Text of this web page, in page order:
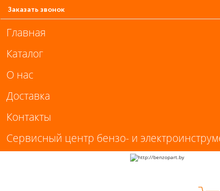
Заказать звонок
Главная
Каталог
О нас
Доставка
Контакты
Сервисный центр бензо- и